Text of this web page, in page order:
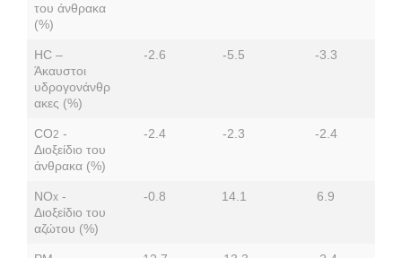
του άνθρακα
(%)
HC –
Άκαυστοι
υδρογονάνθρ
ακες (%)
-2.6 -5.5 -3.3
CO2 -
Διοξείδιο του
άνθρακα (%)
-2.4 -2.3 -2.4
NOx -
Διοξείδιο του
αζώτου (%)
-0.8 14.1 6.9